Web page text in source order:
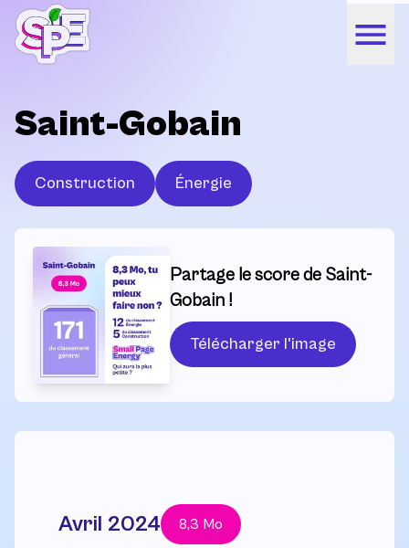
Saint-Gobain
Construction Énergie
Partage le score de Saint-
Gobain !
Télécharger l'image
Avril 2024 8,3 Mo